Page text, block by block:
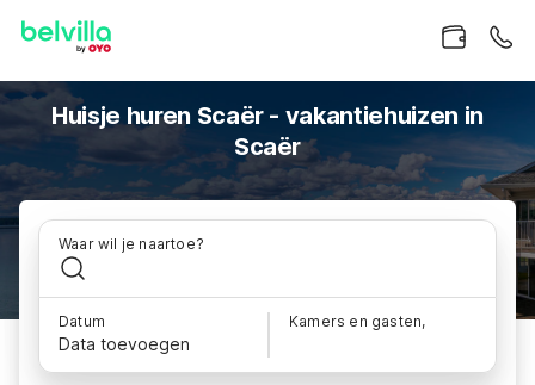
Huisje huren Scaër - vakantiehuizen in
Scaër
Waar wil je naartoe?
Datum
Data toevoegen
Kamers en gasten,